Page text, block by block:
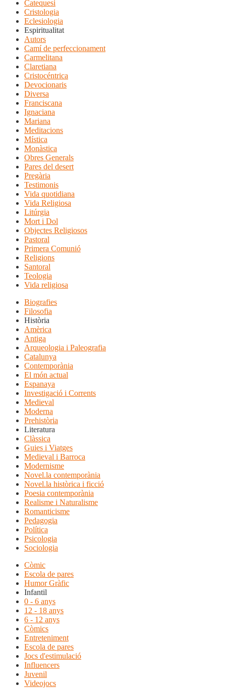
Catequesi
Cristologia
Eclesiologia
Espiritualitat
Autors
Camí de perfeccionament
Carmelitana
Claretiana
Cristocéntrica
Devocionaris
Diversa
Franciscana
Ignaciana
Mariana
Meditacions
Mística
Monàstica
Obres Generals
Pares del desert
Pregària
Testimonis
Vida quotidiana
Vida Religiosa
Litúrgia
Mort i Dol
Objectes Religiosos
Pastoral
Primera Comunió
Religions
Santoral
Teologia
Vida religiosa
Biografies
Filosofia
Història
Amèrica
Antiga
Arqueologia i Paleografia
Catalunya
Contemporània
El món actual
Espanaya
Investigació i Corrents
Medieval
Moderna
Prehistòria
Literatura
Clàssica
Guies i Viatges
Medieval i Barroca
Modernisme
Novel.la contemporània
Novel.la històrica i ficció
Poesia contemporània
Realisme i Naturalisme
Romanticisme
Pedagogia
Política
Psicologia
Sociologia
Còmic
Escola de pares
Humor Gràfic
Infantil
0 - 6 anys
12 - 18 anys
6 - 12 anys
Còmics
Entreteniment
Escola de pares
Jocs d'estimulació
Influencers
Juvenil
Videojocs